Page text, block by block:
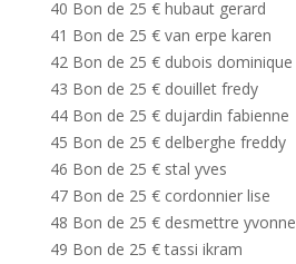
40 Bon de 25 € hubaut gerard
41 Bon de 25 € van erpe karen
42 Bon de 25 € dubois dominique
43 Bon de 25 € douillet fredy
44 Bon de 25 € dujardin fabienne
45 Bon de 25 € delberghe freddy
46 Bon de 25 € stal yves
47 Bon de 25 € cordonnier lise
48 Bon de 25 € desmettre yvonne
49 Bon de 25 € tassi ikram